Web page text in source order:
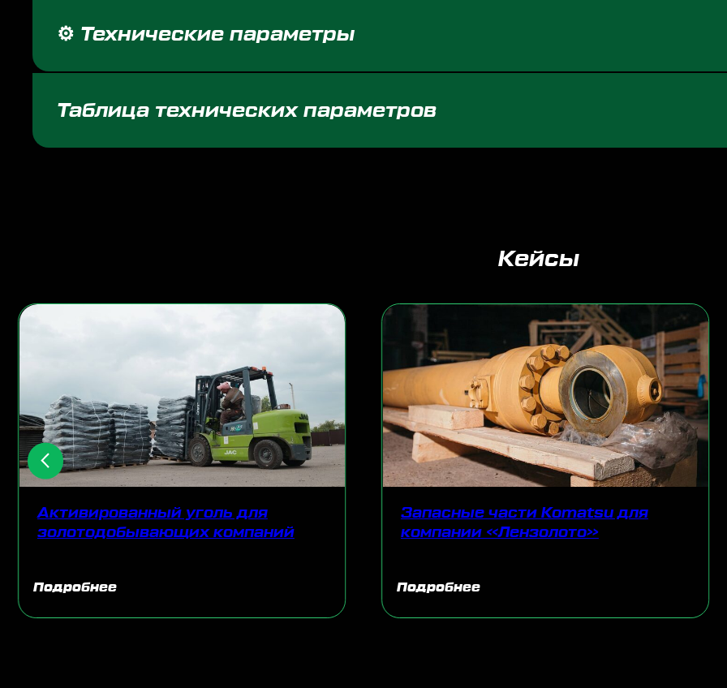
⚙️ Технические параметры
Таблица технических параметров
Активированный уголь для
золотодобывающих компаний
Подробнее
Запасные части Komatsu для
компании «Лензолото»
Подробнее
Вы получите
сервис на всех